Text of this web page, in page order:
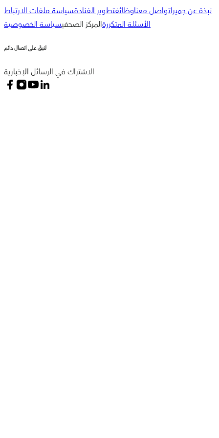
نبذة عن جميراتواصل معناوظائفتطوير الفنادقسياسة ملفات الارتباط
الأسئلة المتكررةالمركز الصحفيسياسة الخصوصية
لنبقَ على اتصال دائم
الاشتراك في الرسائل الإخبارية